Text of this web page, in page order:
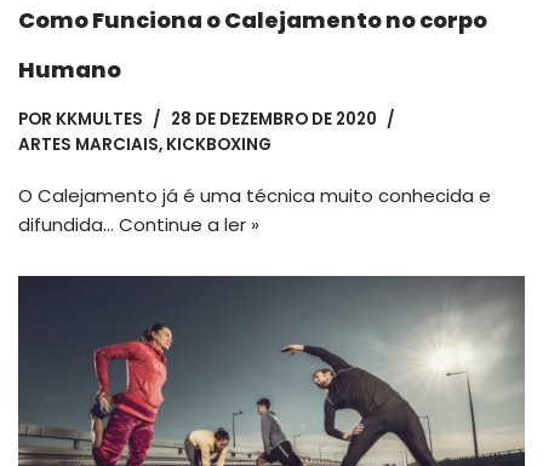
Como Funciona o Calejamento no corpo
Humano
POR KKMULTES
28 DE DEZEMBRO DE 2020
ARTES MARCIAIS, KICKBOXING
O Calejamento já é uma técnica muito conhecida e
difundida… Continue a ler »